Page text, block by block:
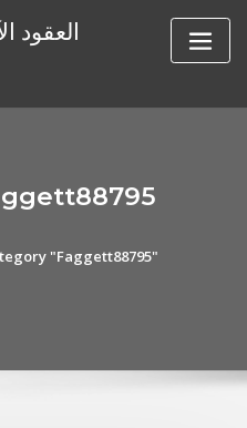
العقود
"Faggett88795"